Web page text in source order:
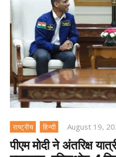
राष्ट्रीय हिन्दी August 19,
पीएम मोदी ने अंतरिक्ष